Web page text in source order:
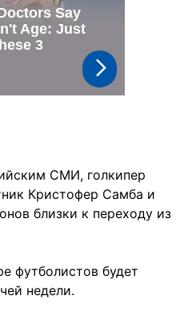
СМИ, голкипер
Кристофер Самба и
близки к переходу из
футболистов будет
недели.